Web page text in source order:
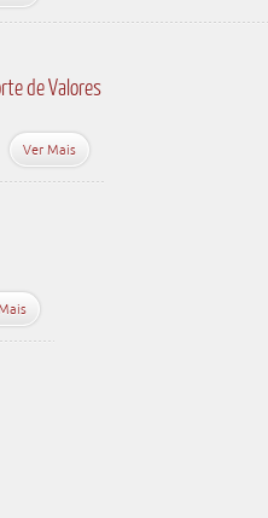
de Valores
Ver Mais